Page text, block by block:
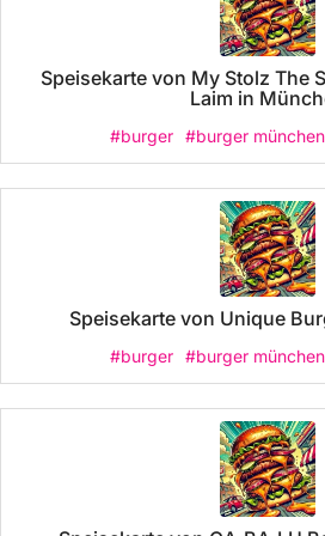
Speisekarte von My Stolz The
Laim in
#burger #burger münchen
Speisekarte von Unique
#burger #burger münchen